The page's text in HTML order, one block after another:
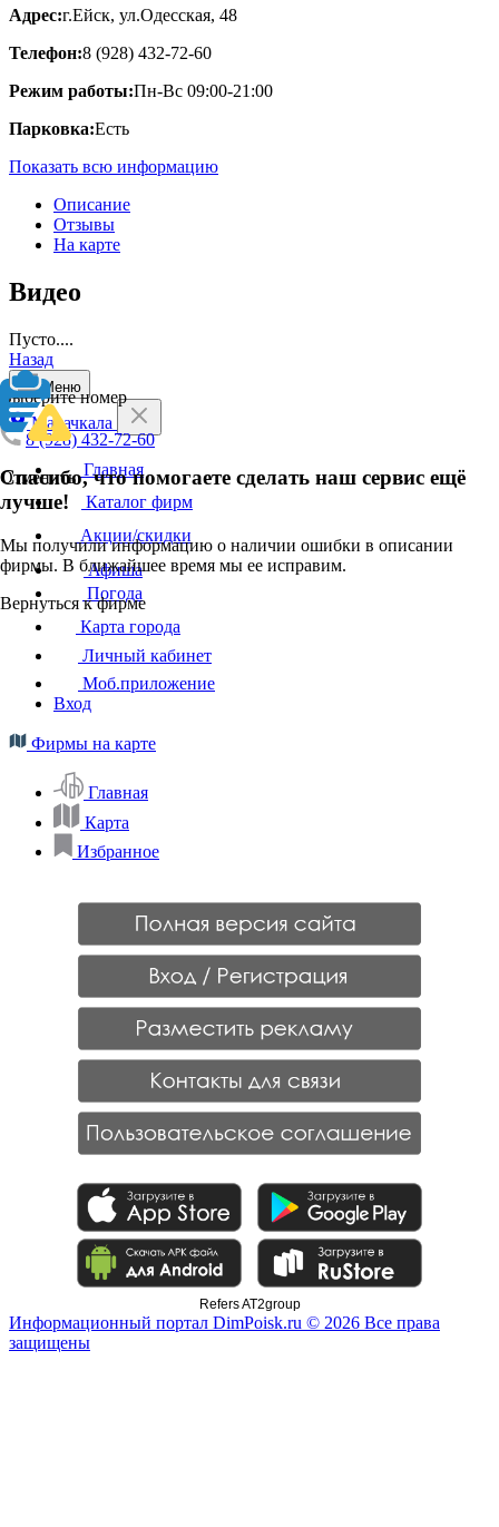
Адрес:г.Ейск, ул.​Одесская, 48
Телефон:8 (928) 432-72-60
Режим работы:Пн-Вс 09:00-21:00
Парковка:Есть
Показать всю информацию
Описание
Отзывы
На карте
Видео
Пусто....
Назад
Выберите номер
8 (928) 432-72-60
Отменить
Спасибо, что помогаете сделать наш сервис ещё
лучше!
Мы получили информацию о наличии ошибки в описании
фирмы. В ближайшее время мы ее исправим.
Вернуться к фирме
Меню
Махачкала
Главная
Каталог фирм
Акции/скидки
Афиша
Погода
Карта города
Личный кабинет
Моб.приложение
Вход
Фирмы на карте
Главная
Карта
Избранное
Refers AT2group
Информационный портал DimPoisk.ru © 2026 Все права
защищены